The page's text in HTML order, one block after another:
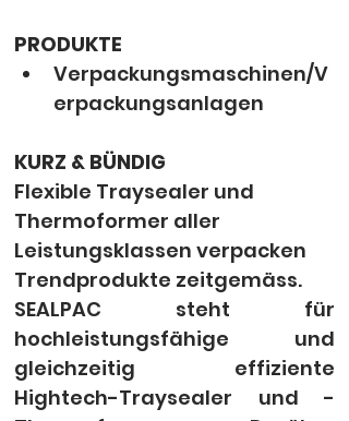
PRODUKTE
Verpackungsmaschinen/V
erpackungsanlagen
KURZ & BÜNDIG
Flexible Traysealer und
Thermoformer aller
Leistungsklassen verpacken
Trendprodukte zeitgemäss.
SEALPAC steht für
hochleistungsfähige und
gleichzeitig effiziente
Hightech-Traysealer und -